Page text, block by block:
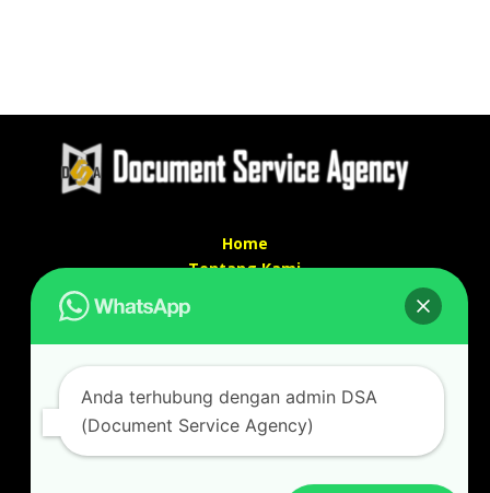
Home
Tentang Kami
Kontak kami
Alamat kantor :
Jl Swadaya Pam No 6 Rt 006 Rw 007 Jatinegara,
Cakung, Jakarta Timur 13930
Anda terhubung dengan admin DSA
(Document Service Agency)